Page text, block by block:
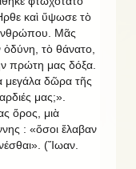
καὶ ὕψωσε τὸ
Μᾶς
τὸ θάνατο,
πρώτη μας δόξα.
μεγάλα δῶρα τῆς
μας;».
ὅρος, μιὰ
: «ὅσοι ἔλαβαν
(Ἴωαν.